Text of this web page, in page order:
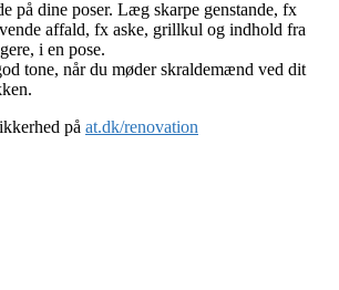
på dine poser. Læg skarpe genstande, fx
affald, fx aske, grillkul og indhold fra
i en pose.
tone, når du møder skraldemænd ved dit
på at.dk/renovation